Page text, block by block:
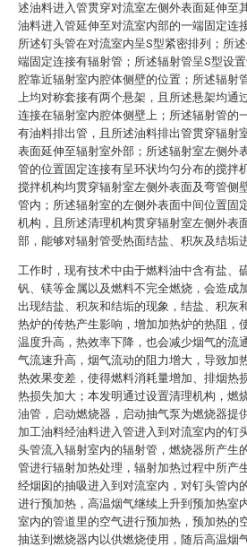
述油料进入管贯穿对流室左侧外表面延伸至
油料进入管延伸至对流室内部的一端固定连
所述钉头管在对流室内呈S型紧密排列；所
端固定连接有辐射管；所述辐射管呈S型设
腔靠近辐射室内腔体侧壁的位置；所述辐射
上均对称套接有两个悬架，且所述悬架均通
连接在辐射室内腔体侧壁上；所述辐射管的
有油料排出管，且所述油料排出管贯穿辐射
表面延伸至辐射室外部；所述辐射室左侧外
管的位置固定连接有呈环状均匀分布的搅拌
搅拌机构均贯穿辐射室左侧外表面及弯管侧
管内；所述辐射室的左侧外表面中间位置固
机构，且所述清理机构贯穿辐射室左侧外表
部，能够对辐射管受热面结盐、积灰及结垢
工作时，现有技术中由于燃料油中含有盐、
钒、镁等金属以及燃料不完全燃烧，会造成
出现结盐、积灰和结垢的现象，结盐、积灰
热炉的传热产生影响，增加加热炉的热阻，
温度升高，热效率下降，也会减少烟气的流
气流速升高，烟气流动的阻力增大，导致加
热效果变差，使得燃料消耗量增加、排烟热
热损失加大；本发明通过设置清理机构，燃
油管，启动燃烧器，启动抽气泵为燃烧器提
加工油料经油料进入管进入到对流室内的钉
头管流入辐射室内的辐射管，燃烧器所产生
管进行辐射加热处理，辐射加热过程中所产
经烟囱的抽吸进入到对流室内，对钉头管内
进行预加热，高温烟气继续上升到预加热室
室内的管道里的空气进行预加热，预加热的
抽送到燃烧器内以供燃烧使用，随后高温烟